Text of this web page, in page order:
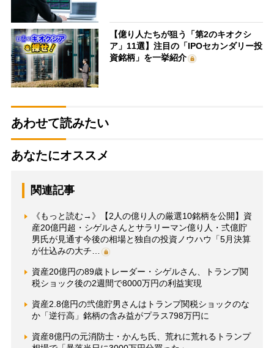
【億り人たちが狙う「第2のキオクシ
ア」11選】注目の「IPOセカンダリー投
資銘柄」を一挙紹介
あわせて読みたい
あなたにオススメ
関連記事
《もっと読む→》【2人の億り人の厳選10銘柄を公開】資
産20億円超・シゲルさんとサラリーマン億り人・弍億貯
男氏が見通す今後の相場と独自の投資ノウハウ「5月決算
が仕込みの大チ…
資産20億円の89歳トレーダー・シゲルさん、トランプ関
税ショック後の2週間で8000万円の利益実現
資産2.8億円の弐億貯男さんはトランプ関税ショックのな
か「逆行高」銘柄の含み益がプラス798万円に
資産8億円の元消防士・かんち氏、荒れに荒れるトランプ